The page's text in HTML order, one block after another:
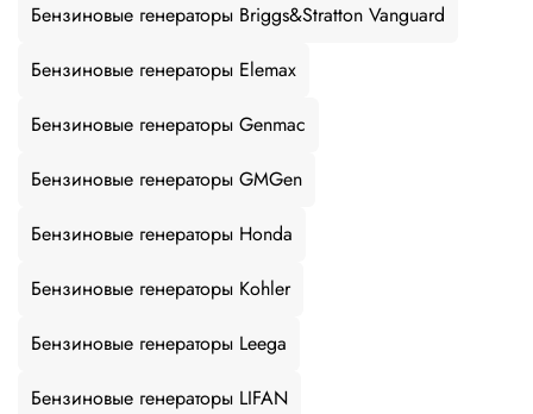
Бензиновые генераторы Briggs&Stratton Vanguard
Бензиновые генераторы Elemax
Бензиновые генераторы Genmac
Бензиновые генераторы GMGen
Бензиновые генераторы Honda
Бензиновые генераторы Kohler
Бензиновые генераторы Leega
Бензиновые генераторы LIFAN